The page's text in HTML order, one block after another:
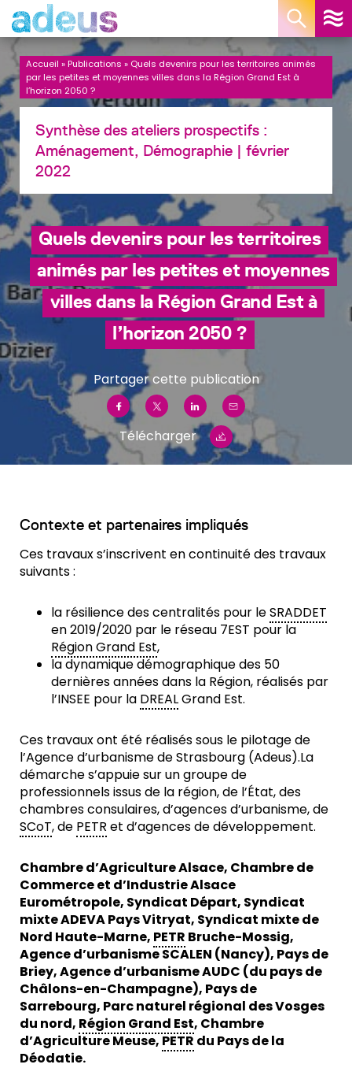
Accueil »Publications » Quels devenirs pour les territoires animés
par les petites et moyennes villes dans la Région Grand Est à
l’horizon 2050 ?
Synthèse des ateliers prospectifs :
Aménagement, Démographie | février
2022
Quels devenirs pour les territoires
animés par les petites et moyennes
villes dans la Région Grand Est à
l’horizon 2050 ?
Partager cette publication
Télécharger
Contexte et partenaires impliqués
Ces travaux s’inscrivent en continuité des travaux
suivants :
la résilience des centralités pour leSRADDET
en 2019/2020 par le réseau 7EST pour la
Région Grand Est,
la dynamique démographique des 50
dernières années dans la Région, réalisés par
l’INSEE pour la DREALGrand Est.
Ces travaux ont été réalisés sous le pilotage de
l’Agence d’urbanisme de Strasbourg (Adeus).La
démarche s’appuie sur un groupe de
professionnels issus de la région, de l’État, des
chambres consulaires, d’agences d’urbanisme, de
SCoT, de PETR et d’agences de développement.
Chambre d’Agriculture Alsace, Chambre de
Commerce et d’Industrie Alsace
Eurométropole, Syndicat Départ, Syndicat
mixte ADEVA Pays Vitryat, Syndicat mixte de
Nord Haute-Marne, PETR Bruche-Mossig,
Agence d’urbanisme SCALEN (Nancy), Pays de
Briey, Agence d’urbanisme AUDC (du pays de
Châlons-en-Champagne), Pays de
Sarrebourg, Parc naturel régional des Vosges
du nord, Région Grand Est, Chambre
d’Agriculture Meuse, PETR du Pays de la
Déodatie.
Panneau de gestion des cookies